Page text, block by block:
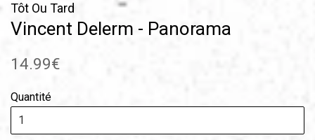
Tôt Ou Tard
Vincent Delerm - Panorama
Prix
14.99€
Quantité